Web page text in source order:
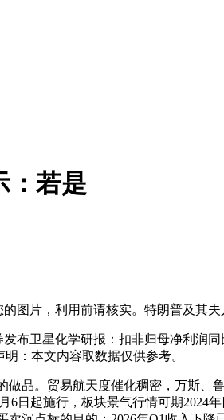
：若是
片，利用前请核实。特朗普及其夫
卫星化学研报：扣非归母净利润同
：本文内容取数据仅供参考。
。贸易航天度催化稠密，万斯、
日起施行，板块景气行情可期2024